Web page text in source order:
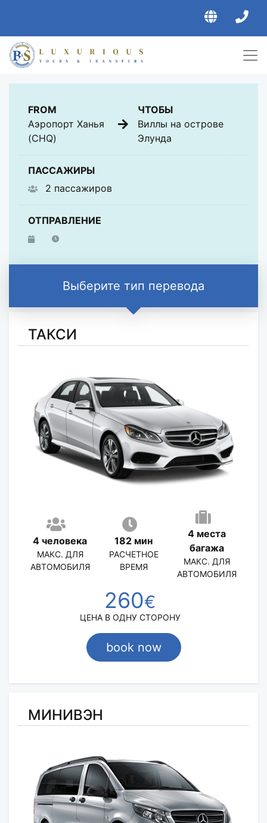
ОБЩЕЕ
FROM
Аэропорт Ханья
(CHQ)
ЧТОБЫ
Виллы на острове
Элунда
ПАССАЖИРЫ
2 пассажиров
ОТПРАВЛЕНИЕ
Выберите тип перевода
ТАКСИ
4 человека
МАКС. ДЛЯ
АВТОМОБИЛЯ
182 мин
РАСЧЕТНОЕ
ВРЕМЯ
4 места
багажа
МАКС. ДЛЯ
АВТОМОБИЛЯ
ЦЕНА В ОДНУ СТОРОНУ
260€
book now
МИНИВЭН